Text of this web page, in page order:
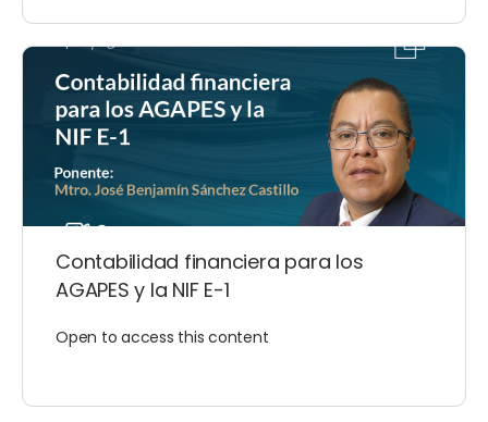
Contabilidad financiera para los
AGAPES y la NIF E-1
Open to access this content